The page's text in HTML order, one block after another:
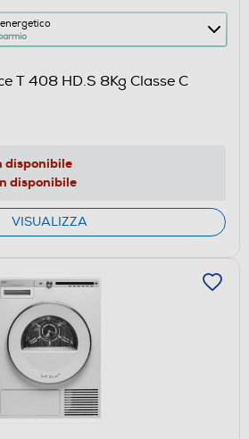
T 408 HD.S 8Kg Classe C
disponibile
disponibile
VISUALIZZA